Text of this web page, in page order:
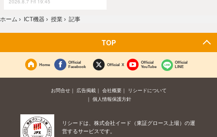
2026.8.7 Fri 19:45
ホーム › ICT機器 › 授業 › 記事
TOP
Home
Official
Facebook
Official X
Official
YouTube
Official
LINE
お問合せ 広告掲載 会社概要
リシードについて
個人情報保護方針
リシードは、株式会社イード（東証グロース上場）の運
営するサービスです。